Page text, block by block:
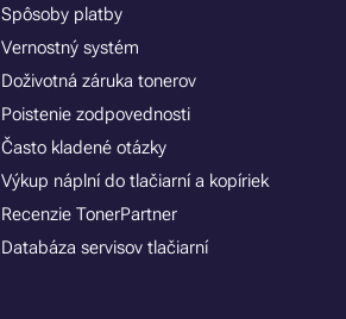
Spôsoby platby
Vernostný systém
Doživotná záruka tonerov
Poistenie zodpovednosti
Často kladené otázky
Výkup náplní do tlačiarní a kopíriek
Recenzie TonerPartner
Databáza servisov tlačiarní